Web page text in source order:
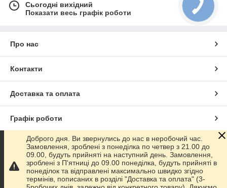
Сьогодні вихідний
Показати весь графік роботи
Про нас
Контакти
Доставка та оплата
Графік роботи
Повна версія сайту
Сайт створено на маркетплейсіProm.ua
Доброго дня. Ви звернулись до нас в неробочий час.
Замовлення, зроблені з понеділка по четвер з 21.00 до
09.00, будуть прийняті на наступний день. Замовлення,
зроблені з П'ятниці до 09.00 понеділка, будуть прийняті в
понеділок та відправлені максимально швидко згідно
термінів, пописаних в розділі "Доставка та оплата" (3-